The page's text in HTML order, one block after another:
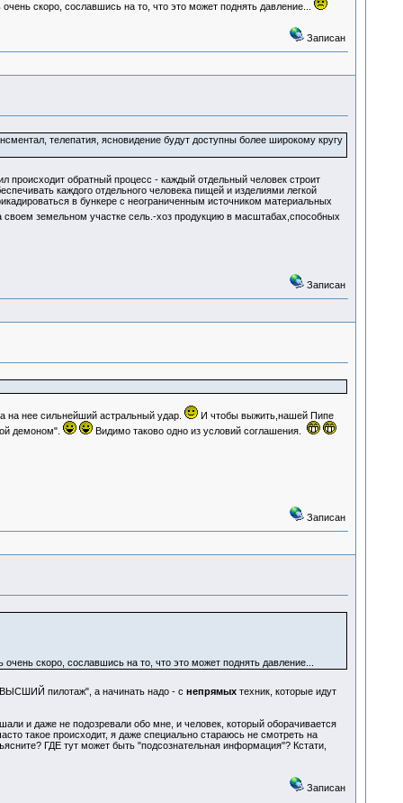
скоро, сославшись на то, что это может поднять давление...
Записан
телепатия, ясновидение будут доступны более широкому кругу
происходит обратный процесс - каждый отдельный человек строит
каждого отдельного человека пищей и изделиями легкой
в бункере с неограниченным источником материальных
земельном участке сель.-хоз продукцию в масштабах,способных
Записан
на нее сильнейший астральный удар.
И чтобы выжить,нашей Пипе
демоном". Видимо таково одно из условий соглашения.
Записан
скоро, сославшись на то, что это может поднять давление...
ВЫСШИЙ пилотаж", а начинать надо - с непрямыхтехник, которые идут
и даже не подозревали обо мне, и человек, который оборачивается
такое происходит, я даже специально стараюсь не смотреть на
ГДЕ тут может быть "подсознательная информация"? Кстати,
Записан